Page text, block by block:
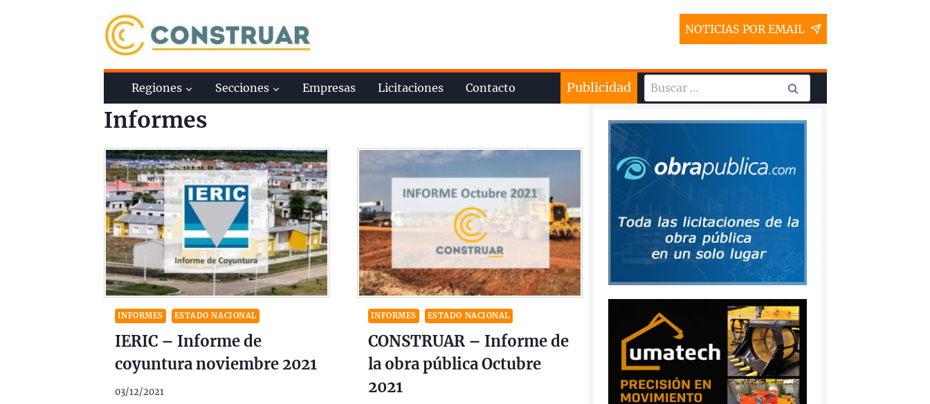
NOTICIAS POR EMAIL
Regiones Secciones Empresas Licitaciones Contacto Publicidad Buscar:
Informes
INFORMES ESTADO NACIONAL
IERIC – Informe de
coyuntura noviembre 2021
03/12/2021
INFORMES ESTADO NACIONAL
CONSTRUAR – Informe de
la obra pública Octubre
2021